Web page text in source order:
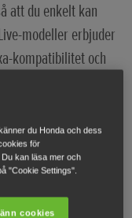
att du enkelt kan
modeller erbjuder
kompatibilitet och
du Honda och dess
för
kan läsa mer och
"Cookie Settings".
cookies